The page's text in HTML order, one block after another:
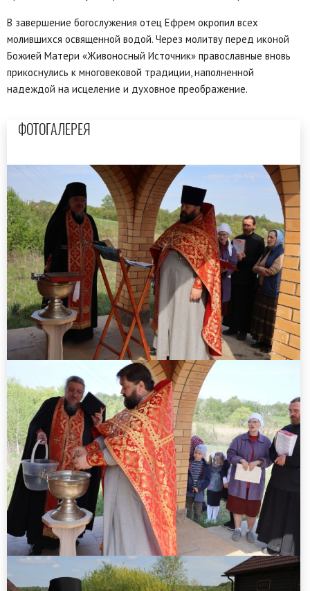
В завершение богослужения отец Ефрем окропил всех
молившихся освященной водой. Через молитву перед иконой
Божией Матери «Живоносный Источник» православные вновь
прикоснулись к многовековой традиции, наполненной
надеждой на исцеление и духовное преображение.
ФОТОГАЛЕРЕЯ